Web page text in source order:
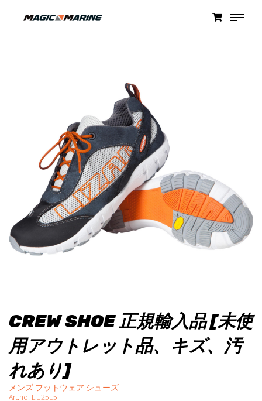
CREW SHOE 正規輸入品 [未使
用アウトレット品、キズ、汚
れあり]
メンズ フットウェア シューズ
Art.no: LI12515